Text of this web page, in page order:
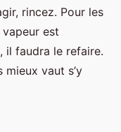
rincez. Pour les
est
il faudra le refaire.
vaut s’y